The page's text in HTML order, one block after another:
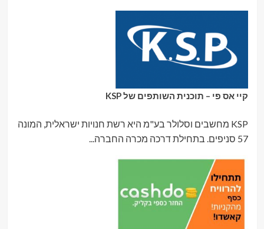
קיי אס פי – תוכנית השותפים של KSP
KSP מחשבים וסלולר בע"מ היא רשת חנויות ישראלית, המונה
57 סניפים. בתחילת דרכה מכרה החברה...